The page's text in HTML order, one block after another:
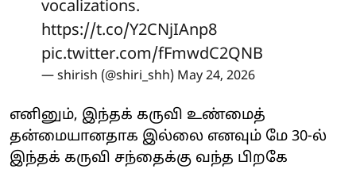
vocalizations.
https://t.co/Y2CNjIAnp8
pic.twitter.com/fFmwdC2QNB
— shirish (@shiri_shh) May 24, 2026
எனினும், இந்தக் கருவி உண்மைத்
தன்மையானதாக இல்லை எனவும் மே 30-ல்
இந்தக் கருவி சந்தைக்கு வந்த பிறகே